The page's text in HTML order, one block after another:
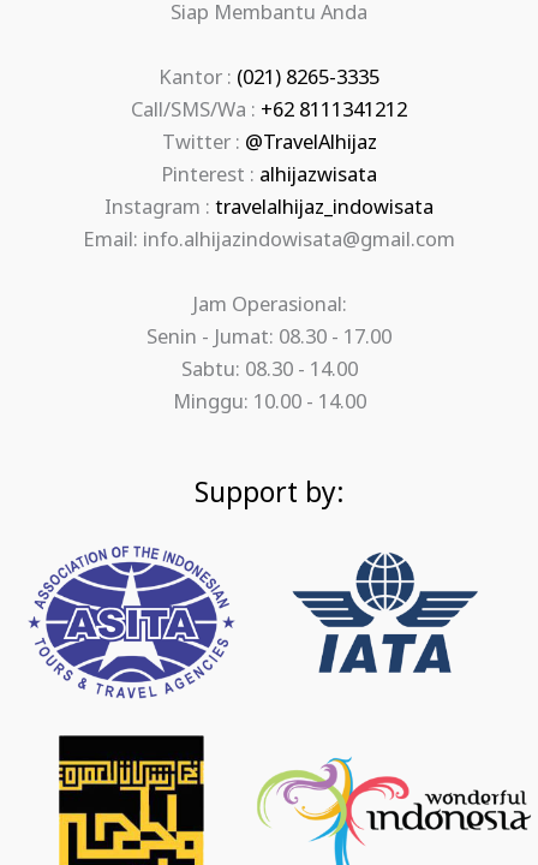
Siap Membantu Anda
Kantor : (021) 8265-3335
Call/SMS/Wa : +62 8111341212
Twitter : @TravelAlhijaz
Pinterest : alhijazwisata
Instagram : travelalhijaz_indowisata
Email: info.alhijazindowisata@gmail.com
Jam Operasional:
Senin - Jumat: 08.30 - 17.00
Sabtu: 08.30 - 14.00
Minggu: 10.00 - 14.00
Support by: